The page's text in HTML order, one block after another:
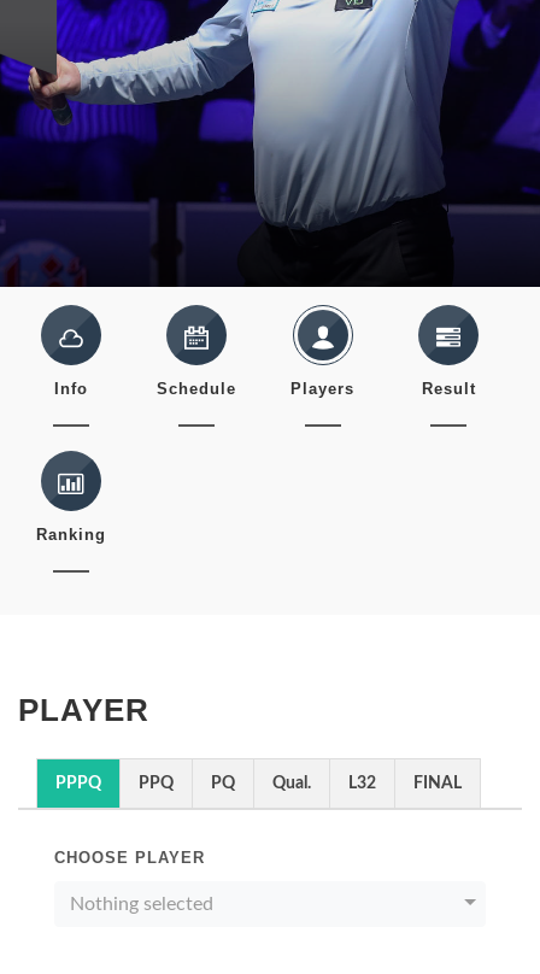
Info Schedule Players Result
Ranking
PLAYER
PPPQ PPQ PQ Qual. L32 FINAL
CHOOSE PLAYER
Nothing selected